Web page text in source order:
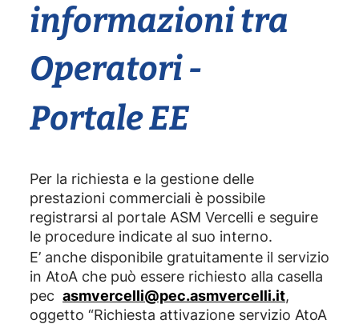
informazioni tra
Operatori -
Portale EE
Per la richiesta e la gestione delle
prestazioni commerciali è possibile
registrarsi al portale ASM Vercelli e seguire
le procedure indicate al suo interno.
E’ anche disponibile gratuitamente il servizio
in AtoA che può essere richiesto alla casella
pec asmvercelli@pec.asmvercelli.it,
oggetto “Richiesta attivazione servizio AtoA